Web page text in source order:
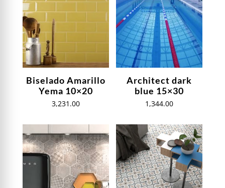
Biselado Amarillo
Yema 10×20
3,231.00
Architect dark
blue 15×30
1,344.00